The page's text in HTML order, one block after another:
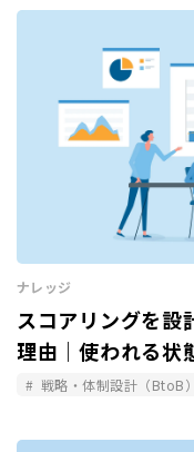
ナレッジ
スコアリングを設
理由｜使われる状
戦略・体制設計（BtoB）